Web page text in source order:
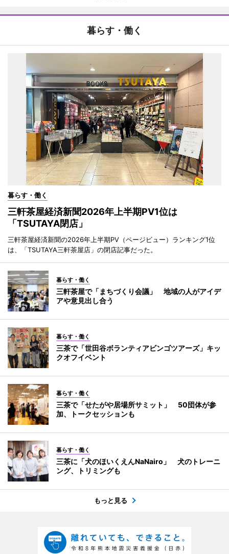
暮らす・働く
暮らす・働く
三軒茶屋経済新聞2026年上半期PV1位は
「TSUTAYA閉店」
三軒茶屋経済新聞の2026年上半期PV（ページビュー）ランキング1位
は、「TSUTAYA三軒茶屋店」の閉店記事だった。
暮らす・働く
三軒茶屋で「まちづくり会議」 地域の人がアイデ
アや意見出し合う
暮らす・働く
三茶で「世田谷ボランティアビンゴツアーズ」キッ
クオフイベント
暮らす・働く
三茶で「せたがや居場所サミット」 50団体が参
加、トークセッションも
暮らす・働く
三茶に「犬のほいくえんNaNairo」 犬のトレーニ
ング、トリミングも
もっと見る